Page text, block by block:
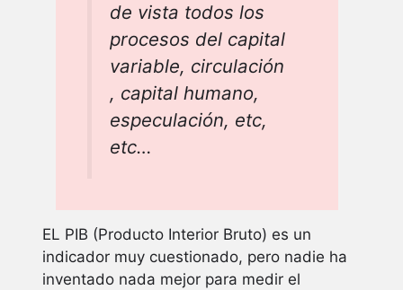
de vista todos los
procesos del capital
variable, circulación
, capital humano,
especulación, etc,
etc…
EL PIB (Producto Interior Bruto) es un
indicador muy cuestionado, pero nadie ha
inventado nada mejor para medir el